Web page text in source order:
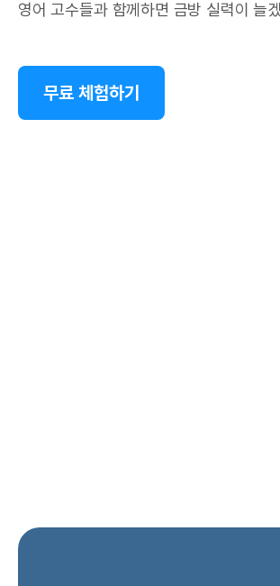
영어 고수들과 함께하면 금방 실력이 늘
무료 체험하기